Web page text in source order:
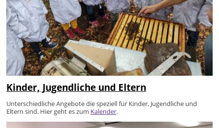
Kinder, Jugendliche und Eltern
Unterschiedliche Angebote die speziell für Kinder, Jugendliche und
Eltern sind. Hier geht es zum Kalender.